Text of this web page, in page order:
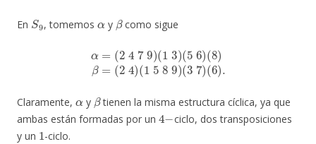
En
S9
, tomemos y
β
como sigue
9) 3)( 56)(8)β= (24) 1589
Claramente, y
β
tienen la misma estructura cíclica, ya que
ambas están formadas por un
4−
ciclo, dos transposiciones
y un
1
-ciclo.